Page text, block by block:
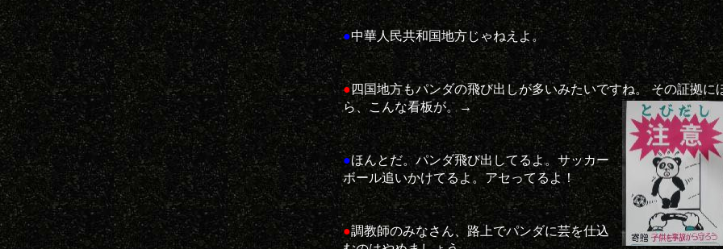
●中華人民共和国地方じゃねえよ。
●四国地方もパンダの飛び出しが多いみたいですね。その証拠に
ら、こんな看板が。→
●ほんとだ。パンダ飛び出してるよ。サッカー
ボール追いかけてるよ。アセってるよ！
●調教師のみなさん、路上でパンダに芸を仕込